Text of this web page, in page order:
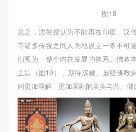
图18
总之，沈教授认为不能再在印度、汉
等诸多传统之间人为地设立一条不可
们视为一整个内在发展的体系。佛教
主题（图19），期待汉藏、显密佛教
间更加理解、更加圆融的美美与共、健